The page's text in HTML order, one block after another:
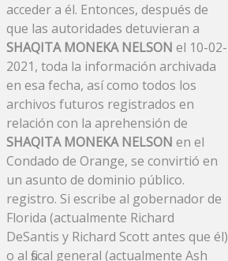
acceder a él. Entonces, después de
que las autoridades detuvieran a
SHAQITA MONEKA NELSON el 10-02-
2021, toda la información archivada
en esa fecha, así como todos los
archivos futuros registrados en
relación con la aprehensión de
SHAQITA MONEKA NELSON en el
Condado de Orange, se convirtió en
un asunto de dominio público.
registro. Si escribe al gobernador de
Florida (actualmente Richard
DeSantis y Richard Scott antes que él)
o al fiscal general (actualmente Ash